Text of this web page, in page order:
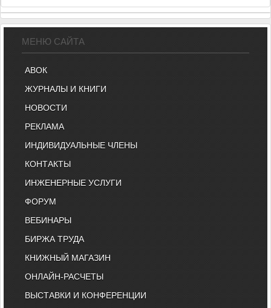
МЕНЮ САЙТА
АВОК
ЖУРНАЛЫ И КНИГИ
НОВОСТИ
РЕКЛАМА
ИНДИВИДУАЛЬНЫЕ ЧЛЕНЫ
КОНТАКТЫ
ИНЖЕНЕРНЫЕ УСЛУГИ
ФОРУМ
ВЕБИНАРЫ
БИРЖА ТРУДА
КНИЖНЫЙ МАГАЗИН
ОНЛАЙН-РАСЧЕТЫ
ВЫСТАВКИ И КОНФЕРЕНЦИИ